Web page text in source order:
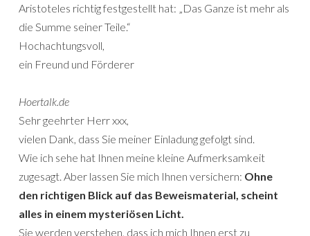
Aristoteles richtig festgestellt hat: „Das Ganze ist mehr als
die Summe seiner Teile.“
Hochachtungsvoll,
ein Freund und Förderer
Hoertalk.de
Sehr geehrter Herr xxx,
vielen Dank, dass Sie meiner Einladung gefolgt sind.
Wie ich sehe hat Ihnen meine kleine Aufmerksamkeit
zugesagt. Aber lassen Sie mich Ihnen versichern: Ohne
den richtigen Blick auf das Beweismaterial, scheint
alles in einem mysteriösen Licht.
Sie werden verstehen, dass ich mich Ihnen erst zu